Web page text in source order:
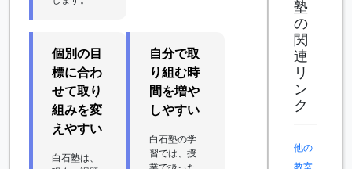
個別の目
標に合わ
せて取り
組みを変
えやすい
白石塾は、
自分で取
り組む時
間を増や
しやすい
白石塾の学
習では、授
塾
の
関
連
リ
ン
ク
他の
教室